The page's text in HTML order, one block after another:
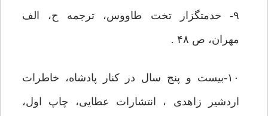
۹- خدمتگزار تخت طاووس، ترجمه ح، الف
مهران، ص ۴۸ .
۱۰-بیست و پنج سال در کنار پادشاه، خاطرات
اردشیر زاهدی ، انتشارات عطایی، چاپ اول،